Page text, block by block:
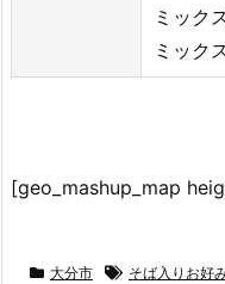
ミック
ミック
[geo_mashup_map
大分市 そば入りお好